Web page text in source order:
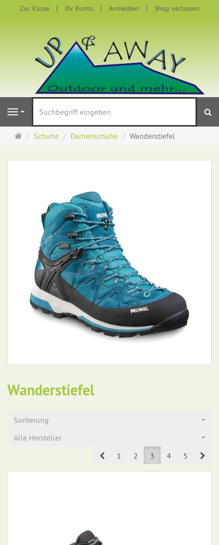
Zur Kasse Ihr Konto Anmelden Shop verlassen
Navigation
Startseite
Schuhe Damenschuhe Wanderstiefel
Wanderstiefel
Sortierung
Alle Hersteller
Prev1 2 3 4 5